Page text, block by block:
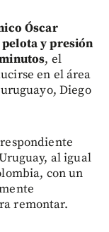
Óscar
y presión
, el
en el área
Diego
al igual
con un
remontar.